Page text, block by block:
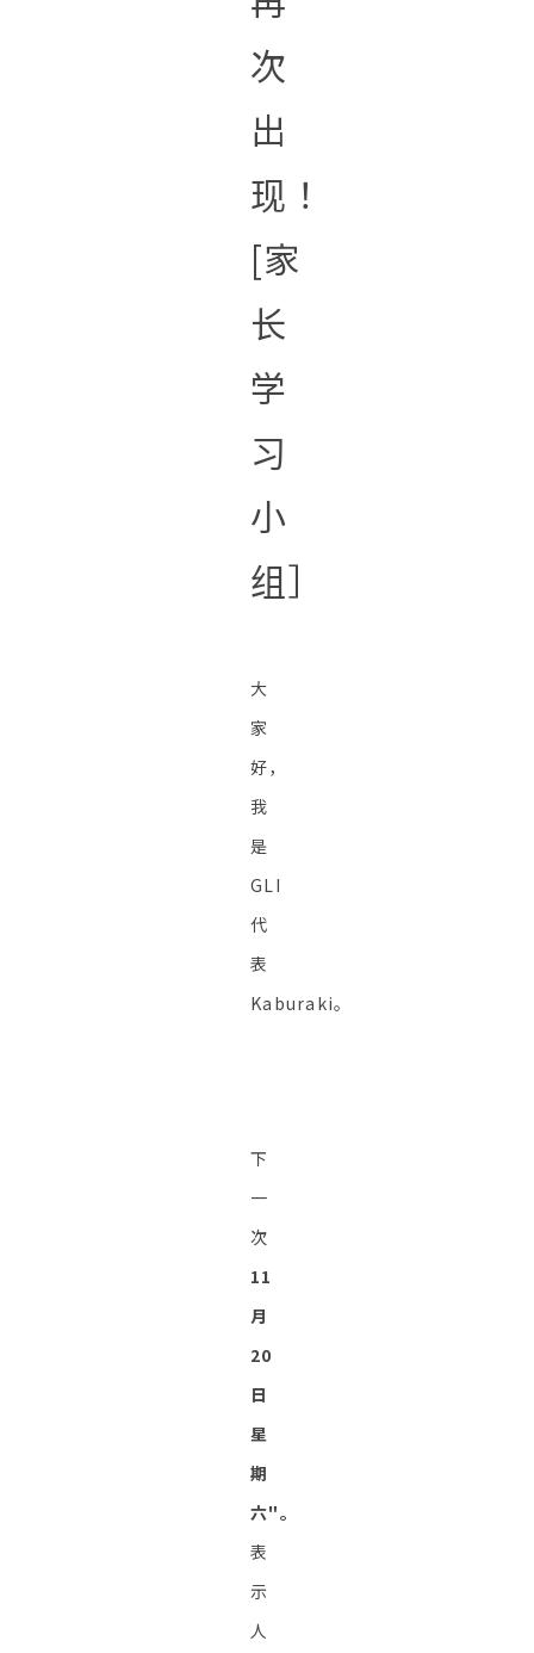
次
出
现！
[家
长
学
习
小
组］
大
家
好，
我
是
GLI
代
表
Kaburaki。
下
一
次
11
月
20
日
星
期
六"。
表
示
人